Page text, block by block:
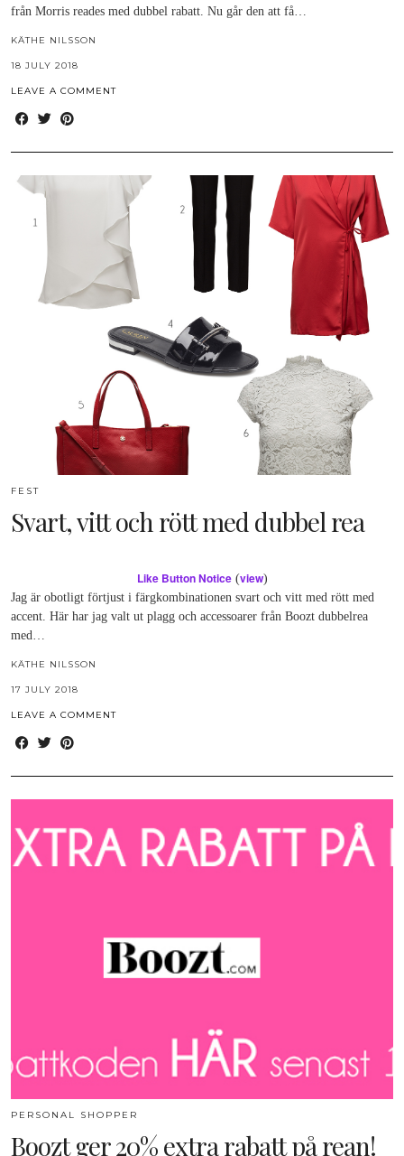
från Morris reades med dubbel rabatt. Nu går den att få…
KÄTHE NILSSON
18 JULY 2018
LEAVE A COMMENT
FEST
Svart, vitt och rött med dubbel rea
Like Button Notice(view)
Jag är obotligt förtjust i färgkombinationen svart och vitt med rött med
accent. Här har jag valt ut plagg och accessoarer från Boozt dubbelrea
med…
KÄTHE NILSSON
17 JULY 2018
LEAVE A COMMENT
PERSONAL SHOPPER
Boozt ger 20% extra rabatt på rean!